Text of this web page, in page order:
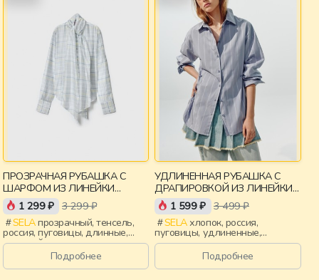
ПРОЗРАЧНАЯ РУБАШКА С
ШАРФОМ ИЗ ЛИНЕЙКИ
YOUNG1 299 ₽ 3 299 ₽
SELAпрозрачный, тенсель,
россия, пуговицы, длинные,
длинный рукав, застежка,
ворот, манжета, свободные,
клетка, воротник, девочки,
старшеклассники, дети
Подробнее
УДЛИНЕННАЯ РУБАШКА С
ДРАПИРОВКОЙ ИЗ ЛИНЕЙКИ
YOUNG1 599 ₽ 3 499 ₽
SELAхлопок, россия,
пуговицы, удлиненные,
застежка, складки, манжета,
свободные, воротник, девочки,
старшеклассники, дети
Подробнее